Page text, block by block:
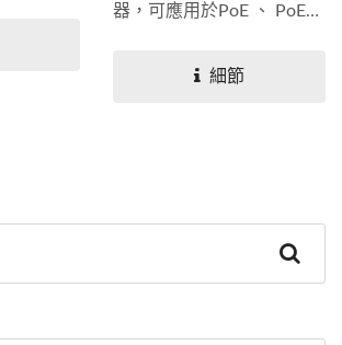
器，可應用於PoE 、 PoE+
以太網2.5G...細節